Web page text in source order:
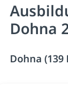
Dohna
Dohna